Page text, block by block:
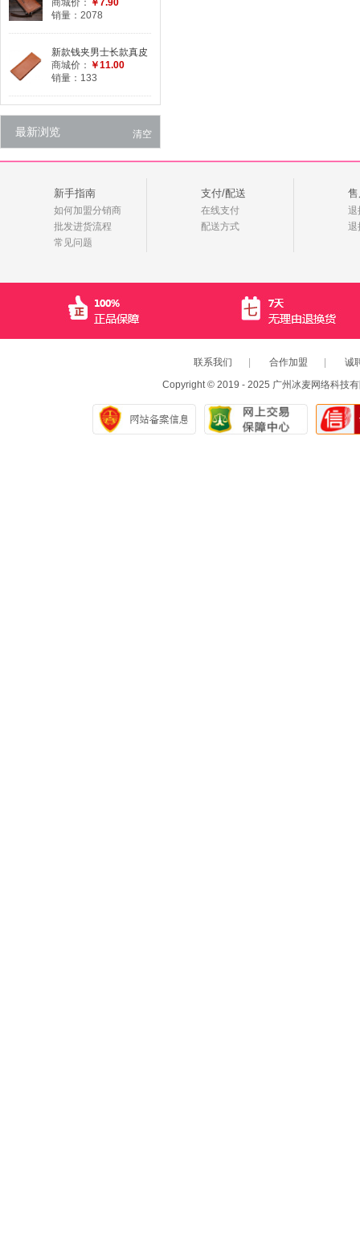
男长款手包拉链手机男
包包pu软皮钱包
商城价： ￥7.90
销量：2078
新款钱夹男士长款真皮
钱包皮夹子韩版超薄款
2折男女通用款
商城价： ￥11.00
销量：133
最新浏览 清空
新手指南
如何加盟分销商
批发进货流程
常见问题
支付/配送
在线支付
配送方式
退
退
联系我们 合作加盟
诚
Copyright © 2019 - 2025 广州冰麦网络科技